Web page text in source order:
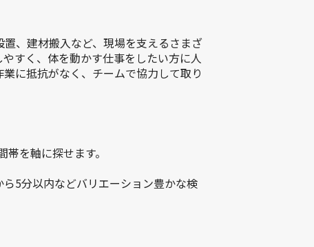
、建材搬入など、現場を支えるさまざ
すく、体を動かす仕事をしたい方に人
に抵抗がなく、チームで協力して取り
を軸に探せます。
5分以内などバリエーション豊かな検